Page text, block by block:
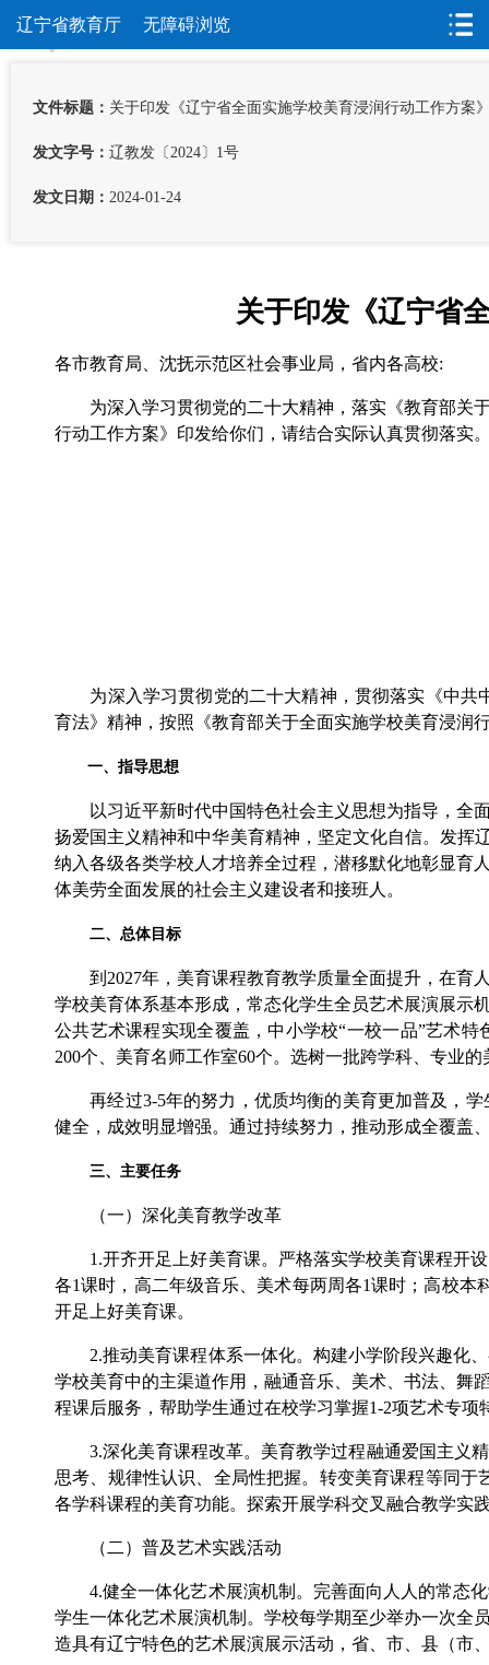
辽宁省教育厅 无障碍浏览
文件标题： 关于印发《辽宁省全面实施学校美育浸润行动工作方案
发文字号： 辽教发〔2024〕1号
发文日期： 2024-01-24
关于印发《辽宁省
各市教育局、沈抚示范区社会事业局，省内各高校:
为深入学习贯彻党的二十大精神，落实《教育部关于
行动工作方案》印发给你们，请结合实际认真贯彻落实
为深入学习贯彻党的二十大精神，贯彻落实《中共
育法》精神，按照《教育部关于全面实施学校美育浸润
一、指导思想
以习近平新时代中国特色社会主义思想为指导，全面
扬爱国主义精神和中华美育精神，坚定文化自信。发挥
纳入各级各类学校人才培养全过程，潜移默化地彰显育
体美劳全面发展的社会主义建设者和接班人。
二、总体目标
到2027年，美育课程教育教学质量全面提升，在育
学校美育体系基本形成，常态化学生全员艺术展演展示
公共艺术课程实现全覆盖，中小学校“一校一品”艺术
200个、美育名师工作室60个。选树一批跨学科、专业
再经过3-5年的努力，优质均衡的美育更加普及，学
健全，成效明显增强。通过持续努力，推动形成全覆盖
三、主要任务
（一）深化美育教学改革
1.开齐开足上好美育课。严格落实学校美育课程开设
各1课时，高二年级音乐、美术每两周各1课时；高校
开足上好美育课。
2.推动美育课程体系一体化。构建小学阶段兴趣化、
学校美育中的主渠道作用，融通音乐、美术、书法、舞
程课后服务，帮助学生通过在校学习掌握1-2项艺术专项
3.深化美育课程改革。美育教学过程融通爱国主义精
思考、规律性认识、全局性把握。转变美育课程等同
各学科课程的美育功能。探索开展学科交叉融合教学实
（二）普及艺术实践活动
4.健全一体化艺术展演机制。完善面向人人的常态化
学生一体化艺术展演机制。学校每学期至少举办一次全
造具有辽宁特色的艺术展演展示活动，省、市、县（市